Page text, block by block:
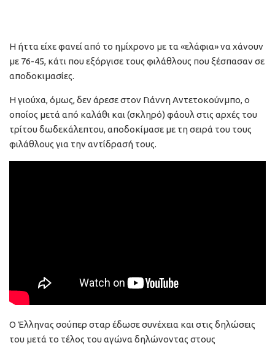
Η ήττα είχε φανεί από το ημίχρονο με τα «ελάφια» να χάνουν
με 76-45, κάτι που εξόργισε τους φιλάθλους που ξέσπασαν σε
αποδοκιμασίες.
Η γιούχα, όμως, δεν άρεσε στον Γιάννη Αντετοκούνμπο, ο
οποίος μετά από καλάθι και (σκληρό) φάουλ στις αρχές του
τρίτου δωδεκάλεπτου, αποδοκίμασε με τη σειρά του τους
φιλάθλους για την αντίδρασή τους.
Ο Έλληνας σούπερ σταρ έδωσε συνέχεια και στις δηλώσεις
του μετά το τέλος του αγώνα δηλώνοντας στους